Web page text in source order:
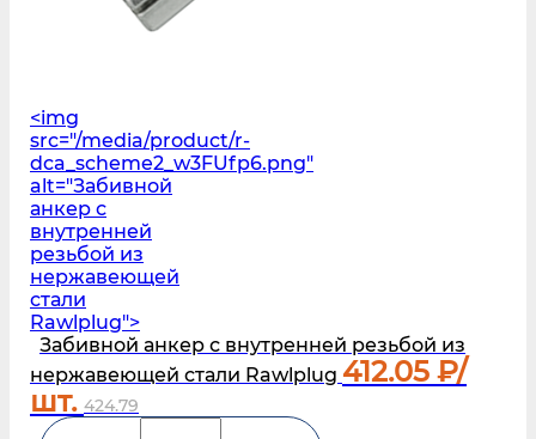
<img
src="/media/product/r-
dca_scheme2_w3FUfp6.png"
alt="Забивной
анкер с
внутренней
резьбой из
нержавеющей
стали
Rawlplug">
Забивной анкер с внутренней резьбой из
нержавеющей стали Rawlplug 412.05 ₽/
шт. 424.79